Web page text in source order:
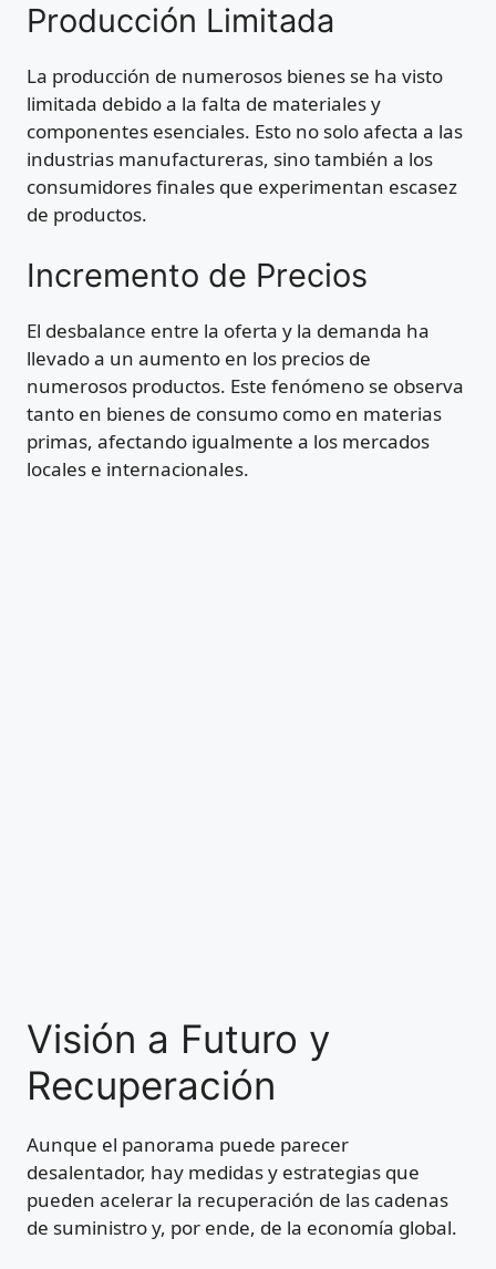
Producción Limitada
La producción de numerosos bienes se ha visto
limitada debido a la falta de materiales y
componentes esenciales. Esto no solo afecta a las
industrias manufactureras, sino también a los
consumidores finales que experimentan escasez
de productos.
Incremento de Precios
El desbalance entre la oferta y la demanda ha
llevado a un aumento en los precios de
numerosos productos. Este fenómeno se observa
tanto en bienes de consumo como en materias
primas, afectando igualmente a los mercados
locales e internacionales.
Visión a Futuro y
Recuperación
Aunque el panorama puede parecer
desalentador, hay medidas y estrategias que
pueden acelerar la recuperación de las cadenas
de suministro y, por ende, de la economía global.